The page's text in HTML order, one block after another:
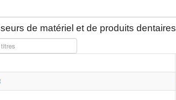
de matériel et de produits dentaires